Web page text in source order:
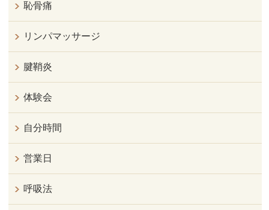
恥骨痛
リンパマッサージ
腱鞘炎
体験会
自分時間
営業日
呼吸法